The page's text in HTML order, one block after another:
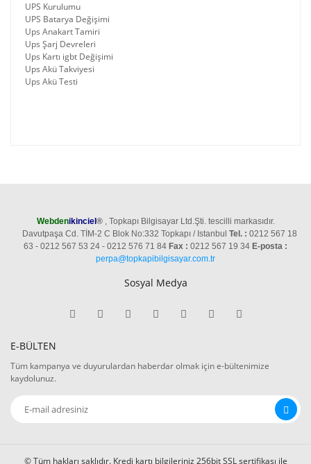
UPS Kurulumu
UPS Batarya Değişimi
Ups Anakart Tamiri
Ups Şarj Devreleri
Ups Kartı igbt Değişimi
Ups Akü Takviyesi
Ups Akü Testi
Webdenikinciel ®, Topkapı Bilgisayar Ltd.Şti. tescilli markasıdır.
Davutpaşa Cd. TİM-2 C Blok No:332 Topkapı / Istanbul Tel. : 0212 567 18
63 - 0212 567 53 24 - 0212 576 71 84 Fax : 0212 567 19 34 E-posta :
perpa@topkapibilgisayar.com.tr
Sosyal Medya
E-BÜLTEN
Tüm kampanya ve duyurulardan haberdar olmak için e-bültenimize
kaydolunuz.
© Tüm hakları saklıdır. Kredi kartı bilgileriniz 256bit SSL sertifikası ile